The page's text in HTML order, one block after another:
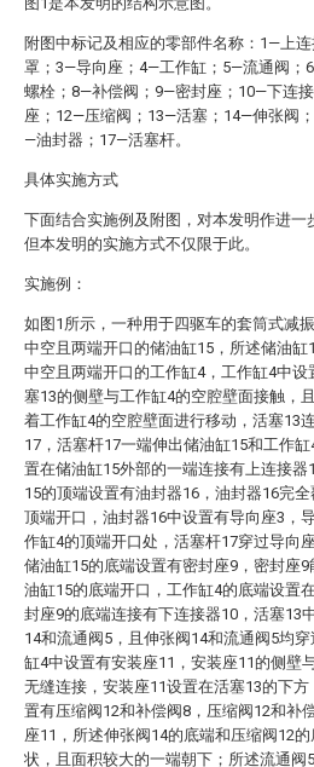
附图中标记及相应的零部件名称：1—上
罩；3—导向座；4—工作缸；5—流通阀；
螺栓；8—补偿阀；9—密封座；10—下连
座；12—压缩阀；13—活塞；14—伸张阀
—油封器；17—活塞杆。
具体实施方式
下面结合实施例及附图，对本发明作进一
但本发明的实施方式不仅限于此。
实施例：
如图1所示，一种用于四驱车的套筒式减
中空且两端开口的储油缸15，所述储油缸
中空且两端开口的工作缸4，工作缸4中设
塞13的侧壁与工作缸4的空腔壁面接触，
着工作缸4的空腔壁面进行移动，活塞13
17，活塞杆17一端伸出储油缸15和工作
置在储油缸15外部的一端连接有上连接器
15的顶端设置有油封器16，油封器16完
顶端开口，油封器16中设置有导向座3，
作缸4的顶端开口处，活塞杆17穿过导向
储油缸15的底端设置有密封座9，密封座
油缸15的底端开口，工作缸4的底端设置
封座9的底端连接有下连接器10，活塞13
14和流通阀5，且伸张阀14和流通阀5均
缸4中设置有安装座11，安装座11的侧壁
无缝连接，安装座11设置在活塞13的下
置有压缩阀12和补偿阀8，压缩阀12和补
座11，所述伸张阀14的底端和压缩阀12
状，且面积较大的一端朝下；所述流通阀